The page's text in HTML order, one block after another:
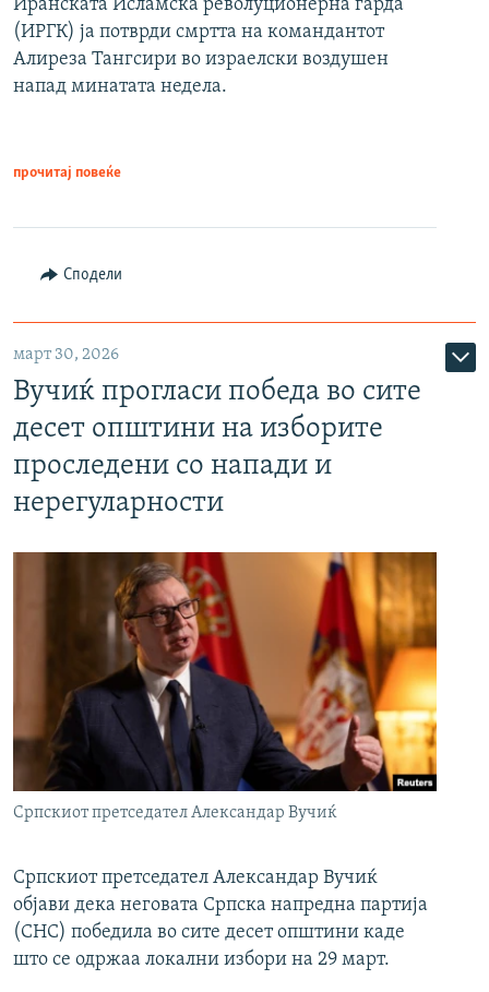
Иранската Исламска револуционерна гарда
(ИРГК) ја потврди смртта на командантот
Алиреза Тангсири во израелски воздушен
напад минатата недела.
прочитај повеќе
Сподели
март 30, 2026
Вучиќ прогласи победа во сите
десет општини на изборите
проследени со напади и
нерегуларности
Српскиот претседател Александар Вучиќ
Српскиот претседател Александар Вучиќ
објави дека неговата Српска напредна партија
(СНС) победила во сите десет општини каде
што се одржаа локални избори на 29 март.